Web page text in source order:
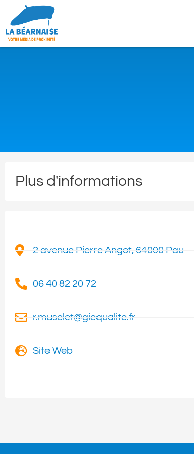
Plus d'informations
2 avenue Pierre Angot, 64000 Pau
06 40 82 20 72
r.muselet@giequalite.fr
Site Web